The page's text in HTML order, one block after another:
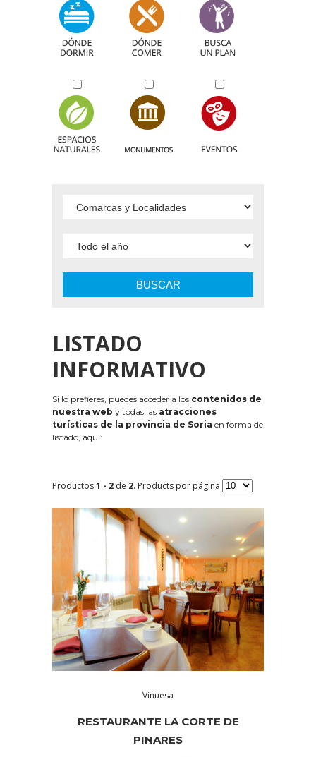
BUSCAR
LISTADO
INFORMATIVO
Si lo prefieres, puedes acceder a los contenidos de
nuestra web y todas las atracciones
turísticas de la provincia de Soria en forma de
listado, aquí:
Productos1 - 2 de 2. Products por página
Vinuesa
RESTAURANTE LA CORTE DE
PINARES